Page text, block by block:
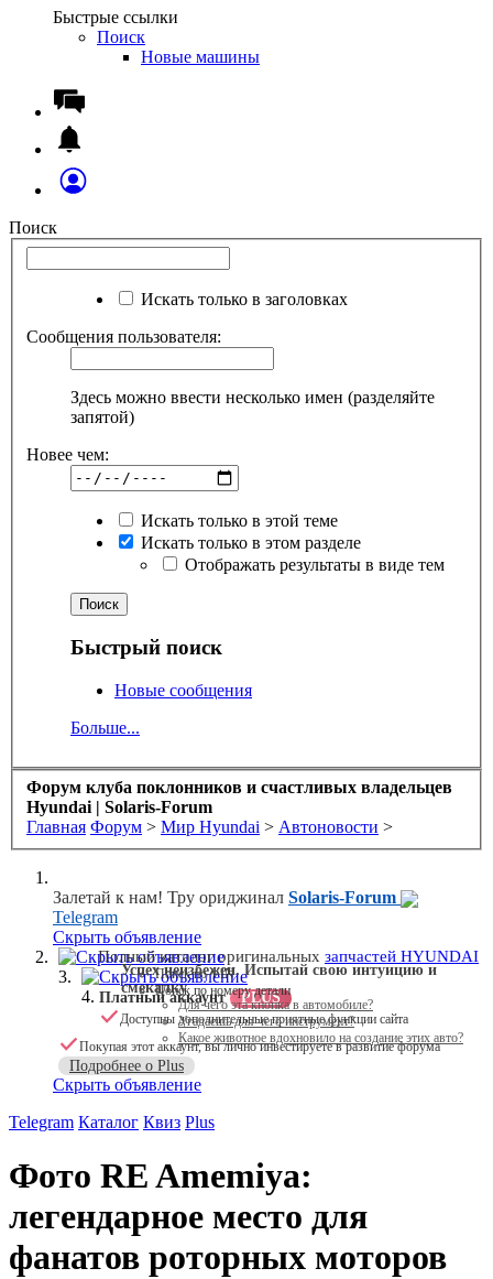
Быстрые ссылки
Поиск
Новые машины
Поиск
Искать только в заголовках
Сообщения пользователя:
Здесь можно ввести несколько имен (разделяйте
запятой)
Новее чем:
Искать только в этой теме
Искать только в этом разделе
Отображать результаты в виде тем
Быстрый поиск
Новые сообщения
Больше...
Форум клуба поклонников и счастливых владельцев
Hyundai | Solaris-Forum
Главная Форум > Мир Hyundai > Автоновости >
Залетай к нам! Тру ориджинал Solaris-Forum
Telegram
Скрыть объявление
Полный каталог оригинальных запчастей HYUNDAI
Поиск по VIN
Поиск по номеру детали
Скрыть объявление
Успех неизбежен. Испытай свою интуицию и
смекалку
Для чего эта кнопка в автомобиле?
Угадаешь для чего инструмент?
Какое животное вдохновило на создание этих авто?
Скрыть объявление
Платный аккаунт PLUS
Доступны дополнительные приятные функции сайта
Покупая этот аккаунт, вы лично инвестируете в развитие форума
Подробнее о Plus
Скрыть объявление
Telegram Каталог Квиз Plus
Фото RE Amemiya:
легендарное место для
фанатов роторных моторов